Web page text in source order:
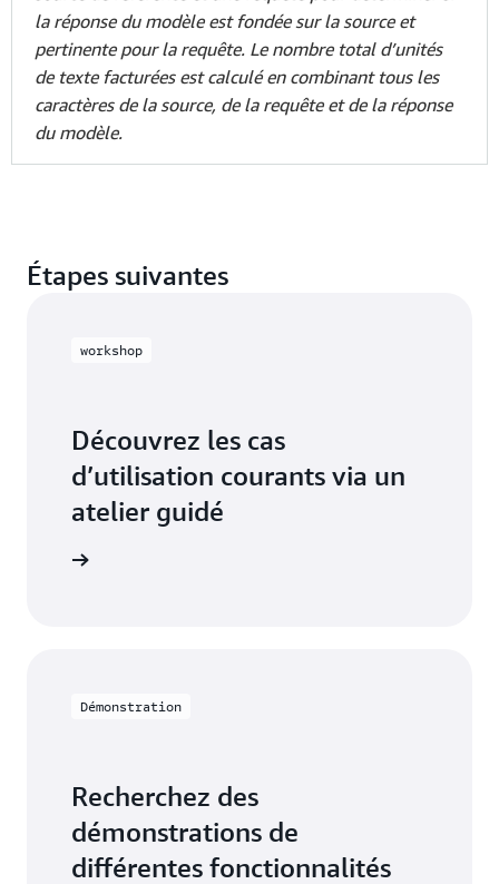
la réponse du modèle est fondée sur la source et
pertinente pour la requête. Le nombre total d’unités
de texte facturées est calculé en combinant tous les
caractères de la source, de la requête et de la réponse
du modèle.
Étapes suivantes
workshop
Découvrez les cas
d’utilisation courants via un
atelier guidé
Démonstration
Recherchez des
démonstrations de
différentes fonctionnalités